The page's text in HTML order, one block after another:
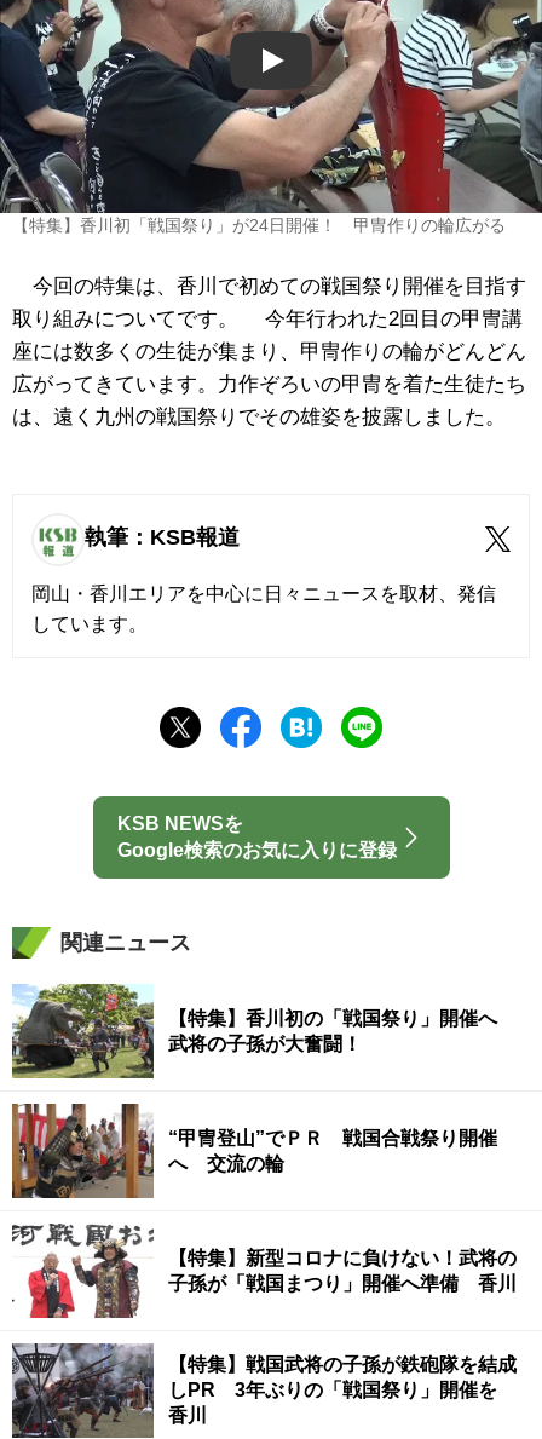
Play
【特集】香川初「戦国祭り」が24日開催！ 甲冑作りの輪広がる
今回の特集は、香川で初めての戦国祭り開催を目指す
取り組みについてです。 今年行われた2回目の甲冑講
座には数多くの生徒が集まり、甲冑作りの輪がどんどん
広がってきています。力作ぞろいの甲冑を着た生徒たち
は、遠く九州の戦国祭りでその雄姿を披露しました。
執筆：KSB報道
岡山・香川エリアを中心に日々ニュースを取材、発信
しています。
KSB NEWSを
Google検索のお気に入りに登録
関連ニュース
【特集】香川初の「戦国祭り」開催へ
武将の子孫が大奮闘！
“甲冑登山”でＰＲ 戦国合戦祭り開催
へ 交流の輪
【特集】新型コロナに負けない！武将の
子孫が「戦国まつり」開催へ準備 香川
【特集】戦国武将の子孫が鉄砲隊を結成
しPR 3年ぶりの「戦国祭り」開催を
香川